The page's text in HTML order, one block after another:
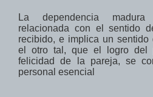
La dependencia madura
relacionada con el sentido
recibido, e implica un sentido
el otro tal, que el logro del
felicidad
de la pareja, se
personal esencial